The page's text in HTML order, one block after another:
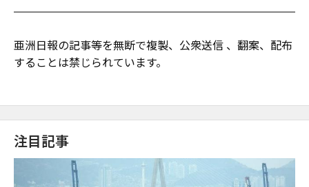
亜洲日報の記事等を無断で複製、公衆送信 、翻案、配布
することは禁じられています。
注目記事